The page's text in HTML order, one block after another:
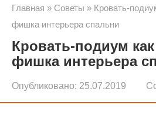
Главная » Советы » Кровать-
фишка интерьера спальни
Кровать-подиум
фишка интерьера
Опубликовано: 25.07.2019